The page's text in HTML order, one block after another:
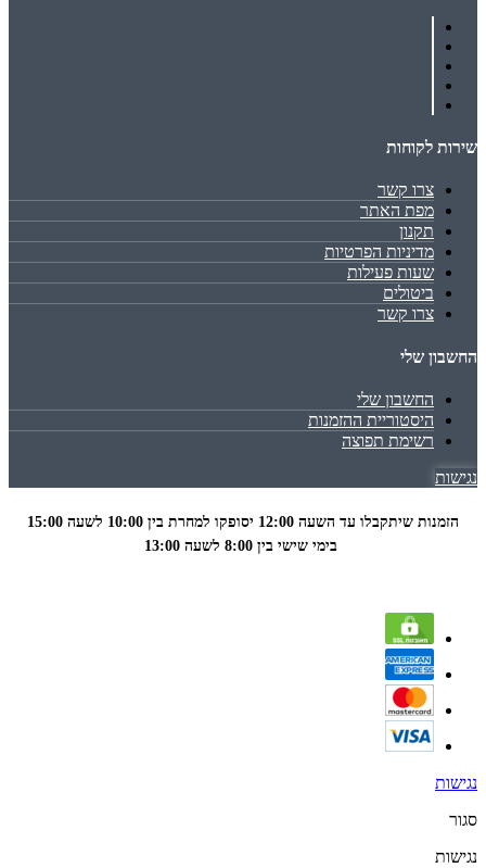
שירות לקוחות
צרו קשר
מפת האתר
תקנון
מדיניות הפרטיות
שעות פעילות
ביטולים
צרו קשר
החשבון שלי
החשבון שלי
היסטוריית ההזמנות
רשימת תפוצה
נגישות
הזמנות שיתקבלו עד השעה 12:00 יסופקו למחרת בין 10:00 לשעה
15:00
נגישות
סגור
נגישות